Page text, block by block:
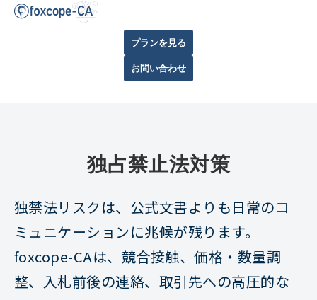
プランを見る
お問い合わせ
独占禁止法対策
独禁法リスクは、公式文書よりも日常のコ
ミュニケーションに兆候が残ります。
foxcope-CAは、競合接触、価格・数量調
整、入札前後の連絡、取引先への高圧的な